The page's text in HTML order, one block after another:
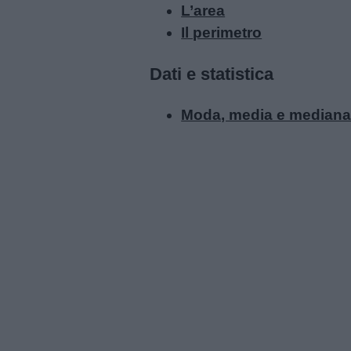
L’area
Il perimetro
Dati e statistica
Moda, media e mediana